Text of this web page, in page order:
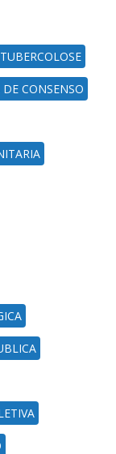
TUBERCOLOSE
CONSENSO